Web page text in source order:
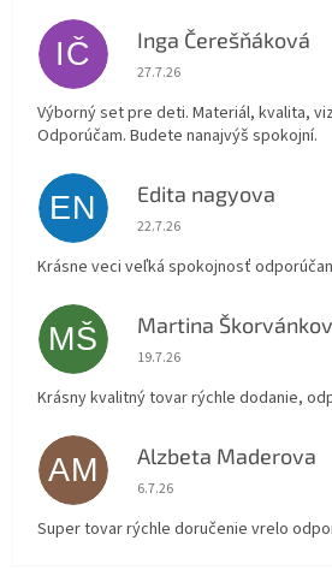
IČ Inga Čerešňáková
Hodnotenie obchodu je 5 z
27.7.26
Výborný set pre deti. Materiál, kvalita,
Odporúčam. Budete nanajvýš spokojní.
EN Edita nagyova
Hodnotenie obchodu je 5 z
22.7.26
Krásne veci veľká spokojnosť
MŠ Martina
Hodnotenie obchodu je 5 z
19.7.26
Krásny kvalitný tovar rýchle dodanie,
AM Alzbeta Maderova
Hodnotenie obchodu je 5 z
6.7.26
Super tovar rýchle doručenie vrelo